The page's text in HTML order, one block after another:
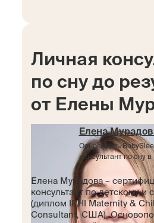
Личная
по сну до
от Елены
Елена
Основатель
консультант по сну
Елена Мурадова –
консультант по детскому и
(диплом IPHI Maternity &
Consultant, США).